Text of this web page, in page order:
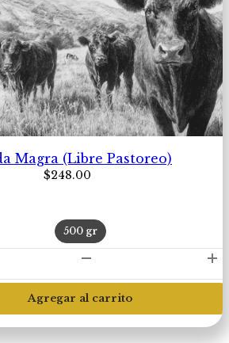
Magra (Libre Pastoreo)
$248.00
500 gr
Agregar al carrito